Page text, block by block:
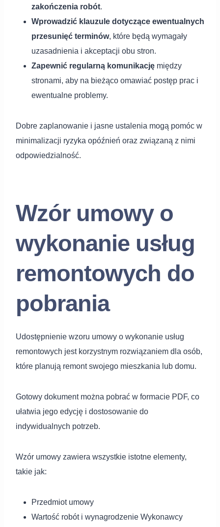
zakończenia robót.
Wprowadzić klauzule dotyczące ewentualnych
przesunięć terminów, które będą wymagały
uzasadnienia i akceptacji obu stron.
Zapewnić regularną komunikację między
stronami, aby na bieżąco omawiać postęp prac i
ewentualne problemy.
Dobre zaplanowanie i jasne ustalenia mogą pomóc w
minimalizacji ryzyka opóźnień oraz związaną z nimi
odpowiedzialność.
Wzór umowy o
wykonanie usług
remontowych do
pobrania
Udostępnienie wzoru umowy o wykonanie usług
remontowych jest korzystnym rozwiązaniem dla osób,
które planują remont swojego mieszkania lub domu.
Gotowy dokument można pobrać w formacie PDF, co
ułatwia jego edycję i dostosowanie do
indywidualnych potrzeb.
Wzór umowy zawiera wszystkie istotne elementy,
takie jak:
Przedmiot umowy
Wartość robót i wynagrodzenie Wykonawcy